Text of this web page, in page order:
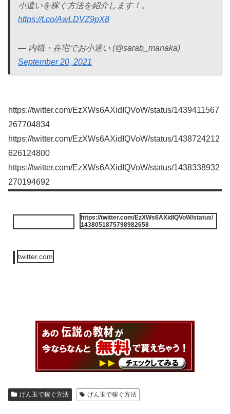
小遣いを稼ぐ方法を紹介します！。
https://t.co/AwLDVZ9pX8
— 内職・在宅でお小遣い (@sarab_manaka)
September 20, 2021
https://twitter.com/EzXWs6AXidIQVoW/status/1439411567
267704834
https://twitter.com/EzXWs6AXidIQVoW/status/1438724212
626124800
https://twitter.com/EzXWs6AXidIQVoW/status/1438338932
270194692
https://twitter.com/EzXWs6AXidIQVoW/status/
1438051875798982658
twitter.com
げん玉で稼ぐ方法 げん玉で稼ぐ方法